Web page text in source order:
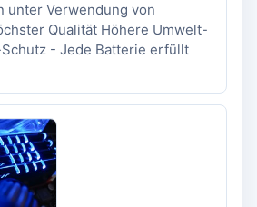
unter Verwendung von
Qualität Höhere Umwelt-
- Jede Batterie erfüllt